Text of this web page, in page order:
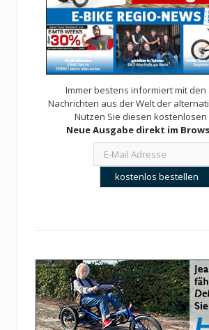
Immer bestens informiert mit den
Nachrichten aus der Welt der
Nutzen Sie diesen kostenlosen
Neue Ausgabe direkt im